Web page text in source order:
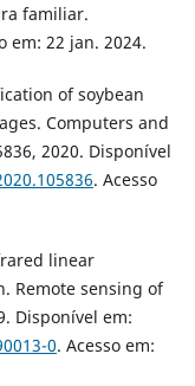
familiar.
em: 22 jan. 2024.
of soybean
Computers and
2020. Disponível
. Acesso
linear
Remote sensing of
Disponível em:
0. Acesso em: